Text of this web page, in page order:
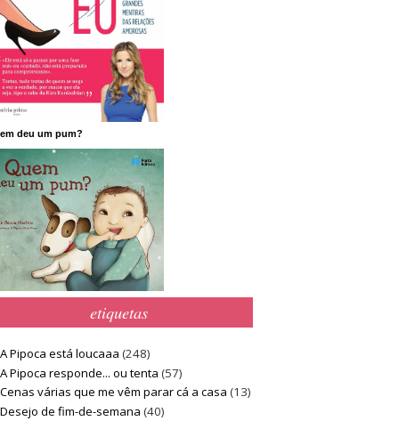
deu um pum?
etiquetas
A Pipoca está loucaaa (248)
A Pipoca responde... ou tenta (57)
Cenas várias que me vêm parar cá a casa (13)
Desejo de fim-de-semana (40)